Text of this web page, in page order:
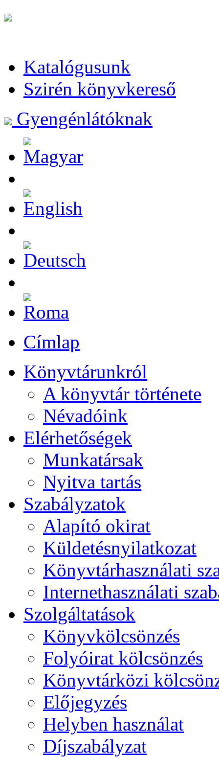
Katalógusunk
Szirén könyvkereső
Gyengénlátóknak
Címlap
Könyvtárunkról
A könyvtár története
Névadóink
Elérhetőségek
Munkatársak
Nyitva tartás
Szabályzatok
Alapító okirat
Küldetésnyilatkozat
Könyvtárhasználati
Internethasználati
Szolgáltatások
Könyvkölcsönzés
Folyóirat kölcsönzés
Könyvtárközi
Előjegyzés
Helyben használat
Díjszabályzat